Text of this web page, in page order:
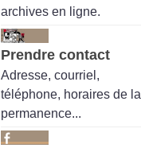
archives en ligne.
Prendre contact
Adresse, courriel,
téléphone, horaires de la
permanence...